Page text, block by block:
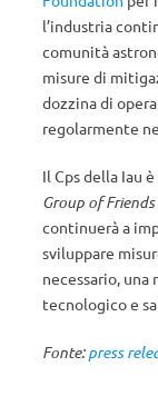
l’industria
comunità
misure di
dozzina di
regolarmente
Il Cps della Iau
Group of Friends
continuerà a
sviluppare
necessario,
tecnologico e
Fonte:press